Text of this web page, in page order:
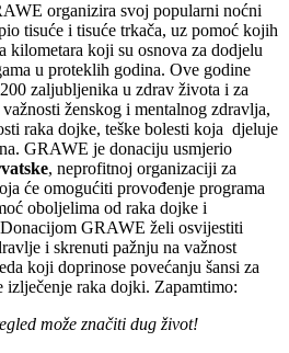
organizira svoj popularni noćni
tisuće i tisuće trkača, uz pomoć kojih
kilometara koji su osnova za dodjelu
u proteklih godina. Ove godine
zaljubljenika u zdrav života i za
ženskog i mentalnog zdravlja,
raka dojke, teške bolesti koja djeluje
GRAWE je donaciju usmjerio
, neprofitnoj organizaciji za
će omogućiti provođenje programa
oboljelima od raka dojke i
GRAWE želi osvijestiti
i skrenuti pažnju na važnost
koji doprinose povećanju šansi za
izlječenje raka dojki. Zapamtimo:
može značiti dug život!​​​